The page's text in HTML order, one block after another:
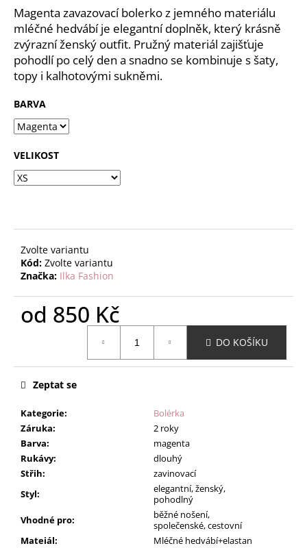
z
5
hvězdiček.
Magenta zavazovací bolerko z jemného materiálu
mléčné hedvábí je elegantní doplněk, který krásně
zvýrazní ženský outfit. Pružný materiál zajišťuje
pohodlí po celý den a snadno se kombinuje s šaty,
topy i kalhotovými sukněmi.
BARVA
VELIKOST
Zvolte variantu
Kód: Zvolte variantu
Značka: Ilka Fashion
od 850 Kč
DO KOŠÍKU
Kategorie:
Bolérka
Záruka:
2 roky
Barva:
magenta
Rukávy:
dlouhý
Střih:
zavinovací
Styl:
elegantní, ženský,
pohodlný
Vhodné pro:
běžné nošení,
společenské, cestovní
Mateiál:
Mléčné hedvábí+elastan
Zeptat se
u
j
e
m
e